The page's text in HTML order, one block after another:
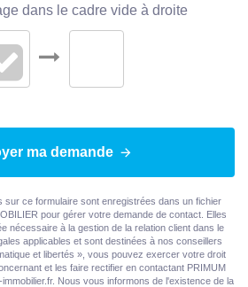
dans le cadre vide à droite
ma demande
sur ce formulaire sont enregistrées dans un fichier
pour gérer votre demande de contact. Elles
nécessaire à la gestion de la relation client dans le
applicables et sont destinées à nos conseillers
et libertés », vous pouvez exercer votre droit
et les faire rectifier en contactant PRIMUM
Nous vous informons de l'existence de la